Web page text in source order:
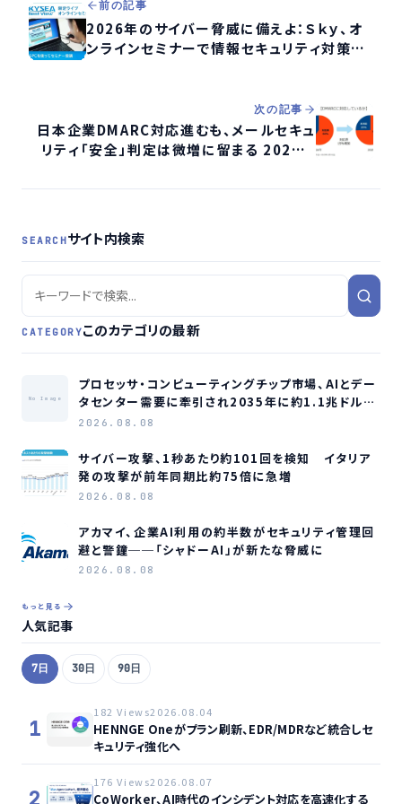
前の記事
2026年のサイバー脅威に備えよ：Ｓｋｙ、オ
ンラインセミナーで情報セキュリティ対策を
次の記事
日本企業DMARC対応進むも、メールセキュ
リティ「安全」判定は微増に留まる 2025年
SEARCHサイト内検索
CATEGORYこのカテゴリの最新
No Image
プロセッサ・コンピューティングチップ市場、AIとデー
タセンター需要に牽引され2035年に約1.1兆ドル規
模へ成長か
2026.08.08
サイバー攻撃、1秒あたり約101回を検知 イタリア
発の攻撃が前年同期比約75倍に急増
2026.08.08
アカマイ、企業AI利用の約半数がセキュリティ管理回
避と警鐘──「シャドーAI」が新たな脅威に
2026.08.08
もっと見る
人気記事
7日 30日 90日
1
182 Views2026.08.04
HENNGE Oneがプラン刷新、EDR/MDRなど統合しセ
キュリティ強化へ
176 Views2026.08.07
CoWorker、AI時代のインシデント対応を高速化する